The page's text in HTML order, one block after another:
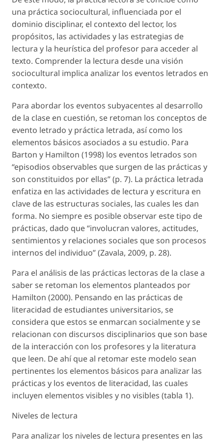
una práctica sociocultural, influenciada por el
dominio disciplinar, el contexto del lector, los
propósitos, las actividades y las estrategias de
lectura y la heurística del profesor para acceder al
texto. Comprender la lectura desde una visión
sociocultural implica analizar los eventos letrados en
contexto.
Para abordar los eventos subyacentes al desarrollo
de la clase en cuestión, se retoman los conceptos de
evento letrado y práctica letrada, así como los
elementos básicos asociados a su estudio. Para
Barton y Hamilton (1998) los eventos letrados son
“episodios observables que surgen de las prácticas y
son constituidos por ellas” (p. 7). La práctica letrada
enfatiza en las actividades de lectura y escritura en
clave de las estructuras sociales, las cuales les dan
forma. No siempre es posible observar este tipo de
prácticas, dado que “involucran valores, actitudes,
sentimientos y relaciones sociales que son procesos
internos del individuo” (Zavala, 2009, p. 28).
Para el análisis de las prácticas lectoras de la clase a
saber se retoman los elementos planteados por
Hamilton (2000). Pensando en las prácticas de
literacidad de estudiantes universitarios, se
considera que estos se enmarcan socialmente y se
relacionan con discursos disciplinarios que son base
de la interacción con los profesores y la literatura
que leen. De ahí que al retomar este modelo sean
pertinentes los elementos básicos para analizar las
prácticas y los eventos de literacidad, las cuales
incluyen elementos visibles y no visibles (tabla 1).
Niveles de lectura
Para analizar los niveles de lectura presentes en las